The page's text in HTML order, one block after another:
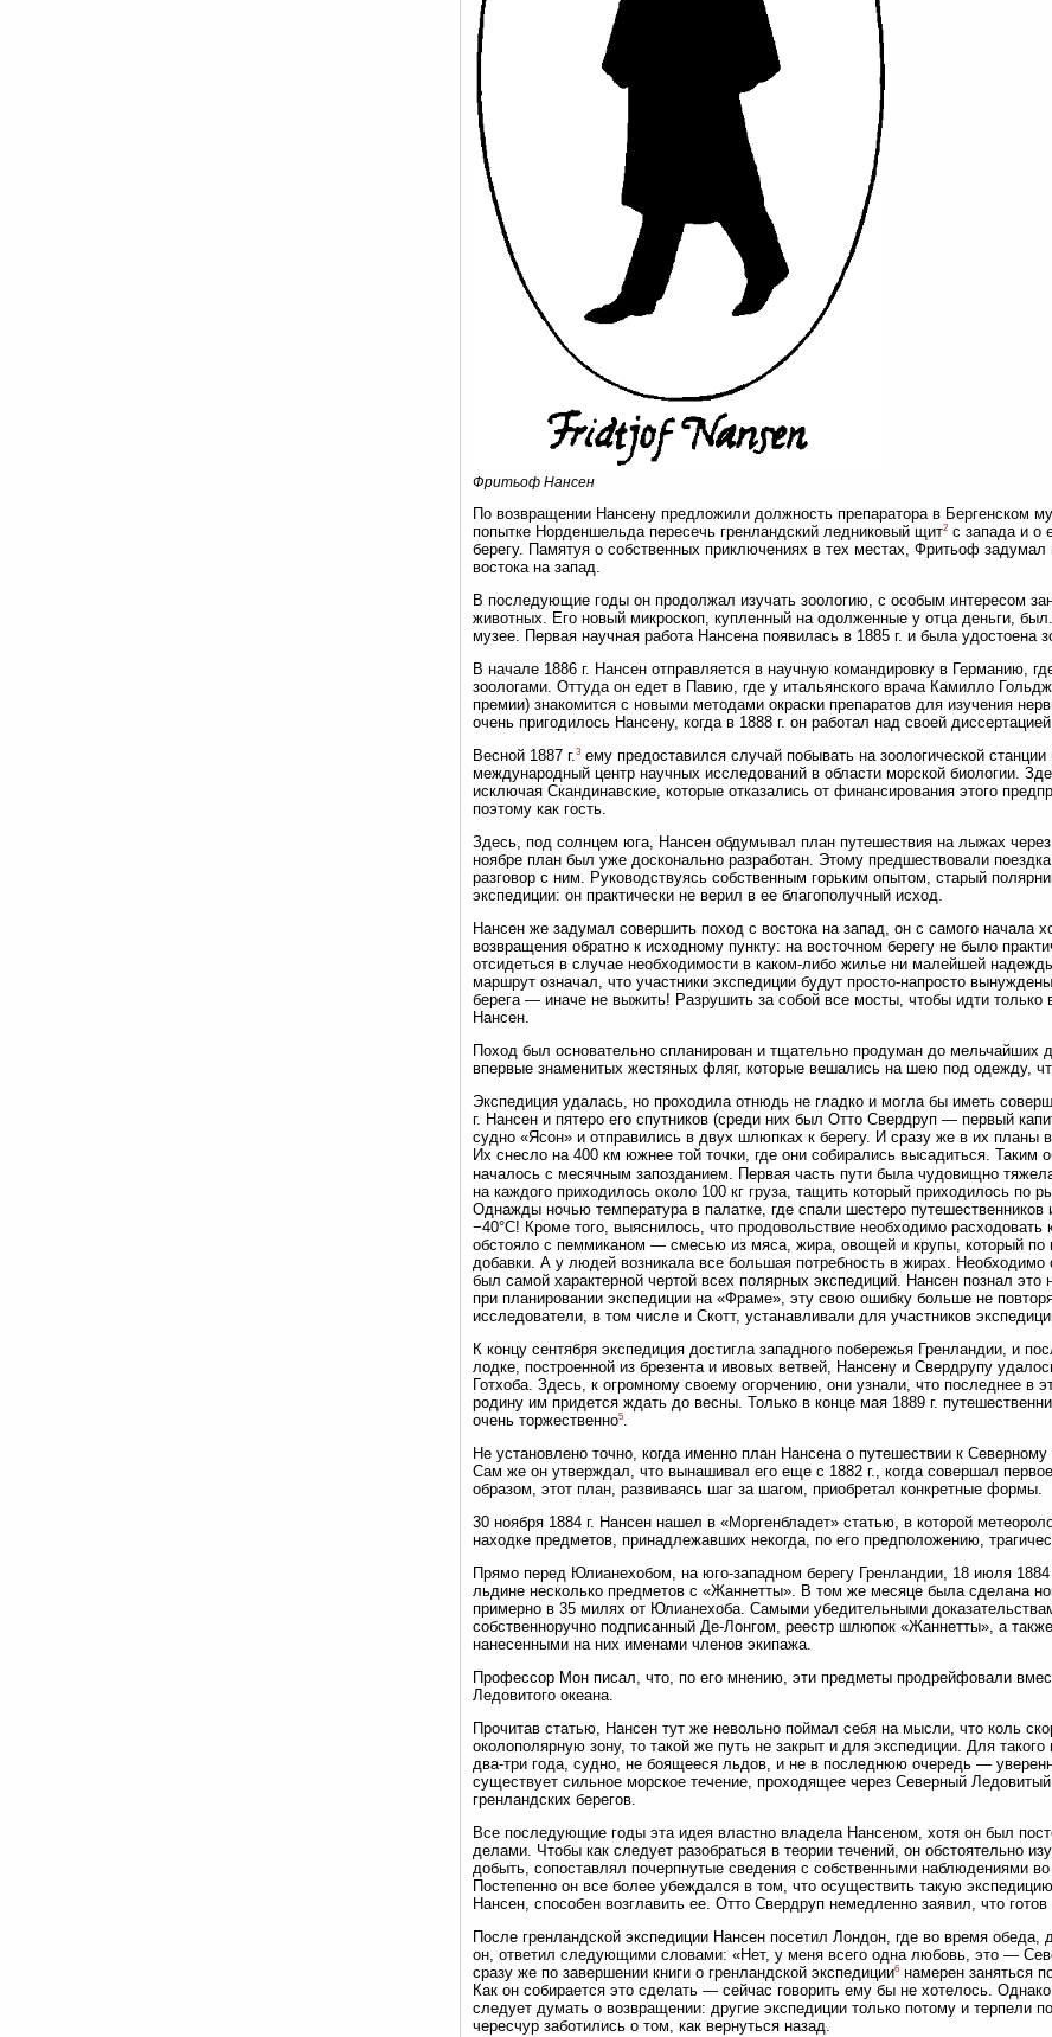
Фритьоф Нансен
По возвращении Нансену предложили должность препаратора в Бергенском
попытке Норденшельда пересечь гренландский ледниковый щит2 с запада и о
берегу. Памятуя о собственных приключениях в тех местах, Фритьоф
востока на запад.
В последующие годы он продолжал изучать зоологию, с особым интересом
животных. Его новый микроскоп, купленный на одолженные у отца деньги,
музее. Первая научная работа Нансена появилась в 1885 г. и была удостоена
В начале 1886 г. Нансен отправляется в научную командировку в Германию,
зоологами. Оттуда он едет в Павию, где у итальянского врача Камилло
премии) знакомится с новыми методами окраски препаратов для изучения
очень пригодилось Нансену, когда в 1888 г. он работал над своей
Весной 1887 г.3 ему предоставился случай побывать на зоологической
международный центр научных исследований в области морской биологии.
исключая Скандинавские, которые отказались от финансирования этого
поэтому как гость.
Здесь, под солнцем юга, Нансен обдумывал план путешествия на лыжах
ноябре план был уже досконально разработан. Этому предшествовали
разговор с ним. Руководствуясь собственным горьким опытом, старый
экспедиции: он практически не верил в ее благополучный исход.
Нансен же задумал совершить поход с востока на запад, он с самого начала
возвращения обратно к исходному пункту: на восточном берегу не было
отсидеться в случае необходимости в каком-либо жилье ни малейшей
маршрут означал, что участники экспедиции будут просто-напросто
берега — иначе не выжить! Разрушить за собой все мосты, чтобы идти только
Нансен.
Поход был основательно спланирован и тщательно продуман до мельчайших
впервые знаменитых жестяных фляг, которые вешались на шею под одежду,
Экспедиция удалась, но проходила отнюдь не гладко и могла бы иметь
г. Нансен и пятеро его спутников (среди них был Отто Свердруп — первый
судно «Ясон» и отправились в двух шлюпках к берегу. И сразу же в их планы
Их снесло на 400 км южнее той точки, где они собирались высадиться. Таким
началось с месячным запозданием. Первая часть пути была чудовищно
на каждого приходилось около 100 кг груза, тащить который приходилось по
Однажды ночью температура в палатке, где спали шестеро путешественников
−40°C! Кроме того, выяснилось, что продовольствие необходимо
обстояло с пеммиканом — смесью из мяса, жира, овощей и крупы, который по
добавки. А у людей возникала все большая потребность в жирах. Необходимо
был самой характерной чертой всех полярных экспедиций. Нансен познал
при планировании экспедиции на «Фраме», эту свою ошибку больше не
исследователи, в том числе и Скотт, устанавливали для участников
К концу сентября экспедиция достигла западного побережья Гренландии, и
лодке, построенной из брезента и ивовых ветвей, Нансену и Свердрупу
Готхоба. Здесь, к огромному своему огорчению, они узнали, что последнее в
родину им придется ждать до весны. Только в конце мая 1889 г.
очень торжественно5.
Не установлено точно, когда именно план Нансена о путешествии к
Сам же он утверждал, что вынашивал его еще с 1882 г., когда совершал
образом, этот план, развиваясь шаг за шагом, приобретал конкретные формы.
30 ноября 1884 г. Нансен нашел в «Моргенбладет» статью, в которой
находке предметов, принадлежавших некогда, по его предположению,
Прямо перед Юлианехобом, на юго-западном берегу Гренландии, 18 июля
льдине несколько предметов с «Жаннетты». В том же месяце была сделана
примерно в 35 милях от Юлианехоба. Самыми убедительными
собственноручно подписанный Де-Лонгом, реестр шлюпок «Жаннетты», а
нанесенными на них именами членов экипажа.
Профессор Мон писал, что, по его мнению, эти предметы продрейфовали
Ледовитого океана.
Прочитав статью, Нансен тут же невольно поймал себя на мысли, что коль
околополярную зону, то такой же путь не закрыт и для экспедиции. Для
два-три года, судно, не боящееся льдов, и не в последнюю очередь —
существует сильное морское течение, проходящее через Северный
гренландских берегов.
Все последующие годы эта идея властно владела Нансеном, хотя он был
делами. Чтобы как следует разобраться в теории течений, он обстоятельно
добыть, сопоставлял почерпнутые сведения с собственными наблюдениями
Постепенно он все более убеждался в том, что осуществить такую
Нансен, способен возглавить ее. Отто Свердруп немедленно заявил, что
После гренландской экспедиции Нансен посетил Лондон, где во время обеда,
он, ответил следующими словами: «Нет, у меня всего одна любовь, это —
сразу же по завершении книги о гренландской экспедиции6 намерен заняться
Как он собирается это сделать — сейчас говорить ему бы не хотелось.
следует думать о возвращении: другие экспедиции только потому и терпели
чересчур заботились о том, как вернуться назад.